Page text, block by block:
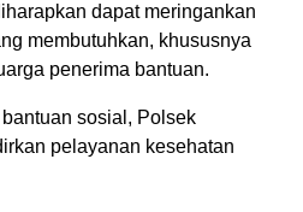
dapat meringankan
membutuhkan, khususnya
penerima bantuan.
sosial, Polsek
pelayanan kesehatan